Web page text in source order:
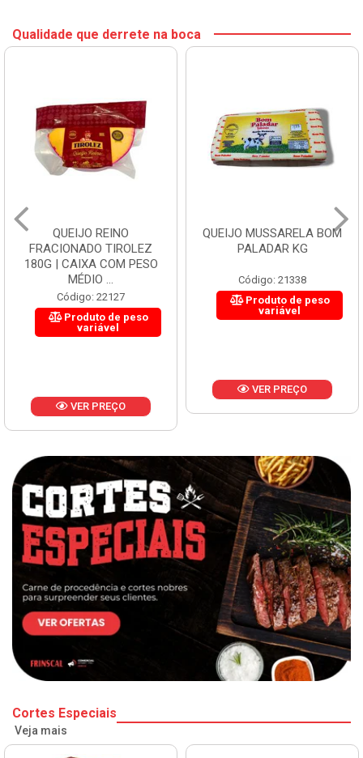
Qualidade que derrete na boca
QUEIJO REINO
FRACIONADO TIROLEZ
180G | CAIXA COM PESO
MÉDIO ...
Código: 22127
Produto de peso
variável
VER PREÇO
QUEIJO MUSSARELA BOM
PALADAR KG
Código: 21338
Produto de peso
variável
VER PREÇO
Cortes Especiais
Veja mais